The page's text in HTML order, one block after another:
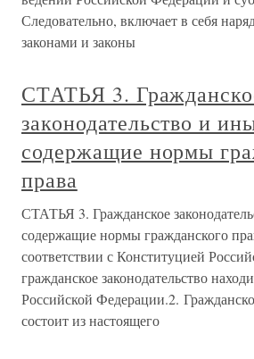
Следовательно, включает в себя
законами и законы
СТАТЬЯ 3.
законодательство и
содержащие нормы
права
СТАТЬЯ 3. Гражданское
содержащие нормы гражданского
соответствии с Конституцией
гражданское законодательство
Российской Федерации.2.
состоит из настоящего